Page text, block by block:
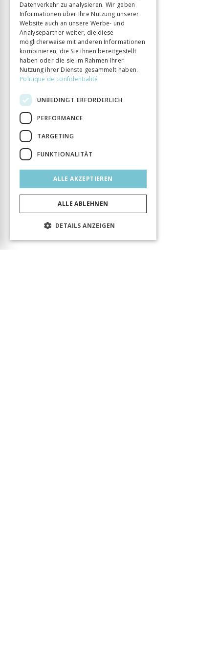
Datenverkehr zu analysieren. Wir geben
Informationen über Ihre Nutzung unserer
Website auch an unsere Werbe- und
Analysepartner weiter, die diese
möglicherweise mit anderen Informationen
kombinieren, die Sie ihnen bereitgestellt
haben oder die sie im Rahmen Ihrer
Nutzung ihrer Dienste gesammelt haben.
Politique de confidentialité
UNBEDINGT ERFORDERLICH
PERFORMANCE
TARGETING
FUNKTIONALITÄT
ALLE AKZEPTIEREN
ALLE ABLEHNEN
DETAILS ANZEIGEN